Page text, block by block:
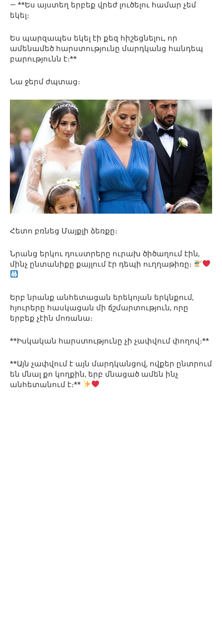
— **Ես այստեղ երբեք վրեժ լուծելու համար չեմ
եկել։
Ես պարզապես եկել էի քեզ հիշեցնելու, որ
ամենամեծ հարստությունը մարդկանց հանդեպ
բարությունն է։**
Նա ջերմ ժպտաց։
Հետո բռնեց Մայքլի ձեռքը։
Նրանց երկու դուստրերը ուրախ ծիծաղում էին,
մինչ ընտանիքը քայլում էր դեպի ուղղաթիռը։
Երբ նրանք անհետացան երեկոյան երկնքում,
հյուրերը հասկացան մի ճշմարտություն, որը
երբեք չէին մոռանա։
**Իսկական հարստությունը չի չափվում փողով։**
**Այն չափվում է այն մարդկանցով, ովքեր ընտրում
են մնալ քո կողքին, երբ մնացած ամեն ինչ
անհետանում է։**